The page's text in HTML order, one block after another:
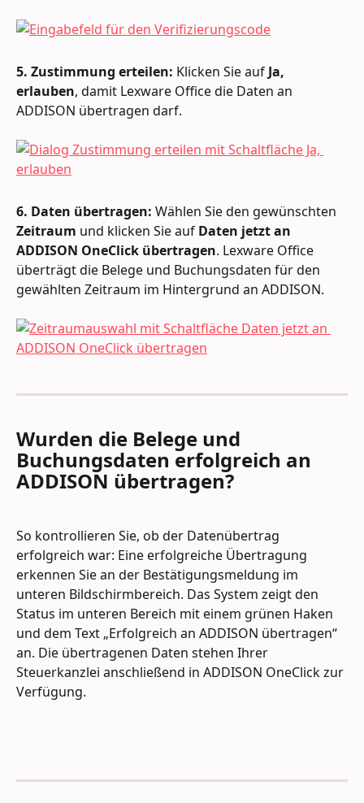
5. Zustimmung erteilen: Klicken Sie auf Ja,
erlauben, damit Lexware Office die Daten an
ADDISON übertragen darf.
6. Daten übertragen: Wählen Sie den gewünschten
Zeitraum und klicken Sie auf Daten jetzt an
ADDISON OneClick übertragen. Lexware Office
überträgt die Belege und Buchungsdaten für den
gewählten Zeitraum im Hintergrund an ADDISON.
Wurden die Belege und
Buchungsdaten erfolgreich an
ADDISON übertragen?
So kontrollieren Sie, ob der Datenübertrag
erfolgreich war: Eine erfolgreiche Übertragung
erkennen Sie an der Bestätigungsmeldung im
unteren Bildschirmbereich. Das System zeigt den
Status im unteren Bereich mit einem grünen Haken
und dem Text „Erfolgreich an ADDISON übertragen“
an. Die übertragenen Daten stehen Ihrer
Steuerkanzlei anschließend in ADDISON OneClick zur
Verfügung.